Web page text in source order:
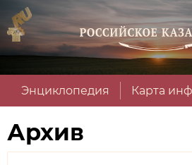
Энциклопедия Карта
Архив